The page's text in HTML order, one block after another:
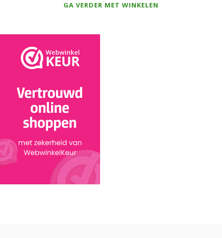
GA VERDER MET WINKELEN